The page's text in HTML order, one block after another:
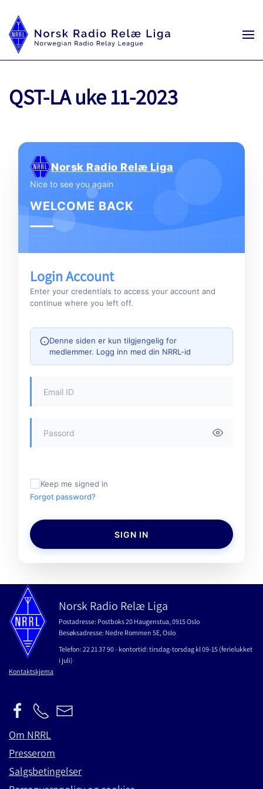
QST-LA uke 11-2023
Norsk Radio Relæ Liga
Nice to see you again
WELCOME BACK
Login Account
Enter your credentials to access your account and
continue where you left off.
Denne siden er kun tilgjengelig for
medlemmer. Logg inn med din NRRL-id
Keep me signed in
Forgot password?
SIGN IN
Norsk Radio Relæ Liga
Postadresse: Postboks 20 Haugenstua, 0915 Oslo
Besøksadresse: Nedre Rommen 5E, Oslo
Telefon: 22 21 37 90 - kontortid: tirsdag-torsdag kl 09-15 (ferielukket
i juli)
Kontaktskjema
Om NRRL
Presserom
Salgsbetingelser